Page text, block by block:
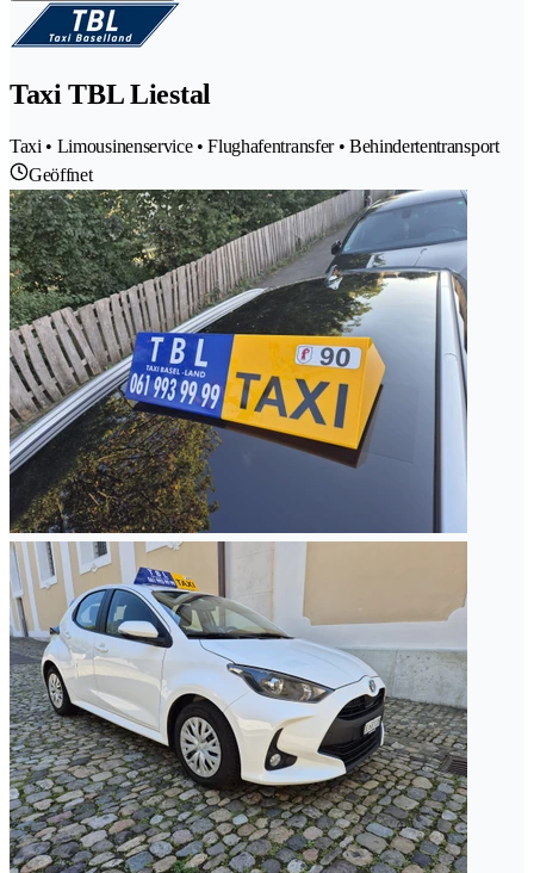
Taxi TBL Liestal
Taxi • Limousinenservice • Flughafentransfer • Behindertentransport
Geöffnet